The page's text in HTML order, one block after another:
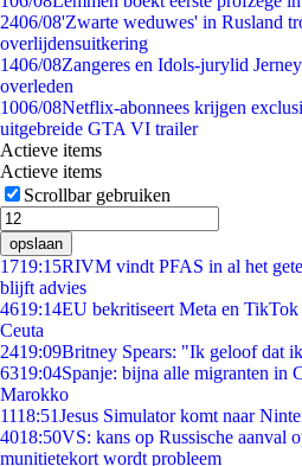
2406/08'Zwarte weduwes' in Rusland
overlijdensuitkering
1406/08Zangeres en Idols-jurylid
overleden
1006/08Netflix-abonnees krijgen
uitgebreide GTA VI trailer
Actieve items
Actieve items
Scrollbar gebruiken
opslaan
1719:15RIVM vindt PFAS in al het
blijft advies
4619:14EU bekritiseert Meta en
Ceuta
2419:09Britney Spears: "Ik geloof dat
6319:04Spanje: bijna alle migranten in
Marokko
1118:51Jesus Simulator komt naar
4018:50VS: kans op Russische aanval
munitietekort wordt probleem